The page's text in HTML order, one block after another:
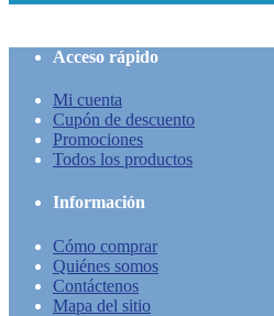
Acceso rápido
Mi cuenta
Cupón de descuento
Promociones
Todos los productos
Información
Cómo comprar
Quiénes somos
Contáctenos
Mapa del sitio